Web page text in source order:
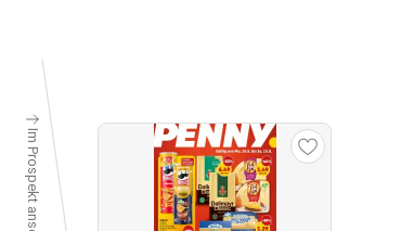
Im Prospekt anschauen